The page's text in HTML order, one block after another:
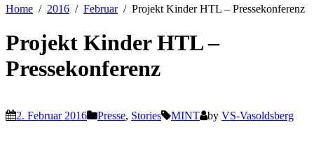
Home
2016 Februar Projekt Kinder HTL – Pressekonferenz
Projekt Kinder HTL –
Pressekonferenz
2. Februar 2016 Presse, Stories MINT by VS-Vasoldsberg